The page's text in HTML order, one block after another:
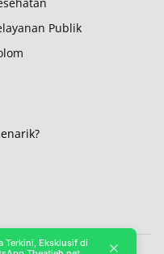
Publik
Terkini, Eksklusif di